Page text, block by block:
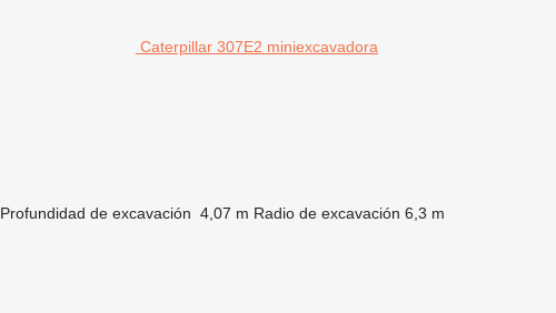
Caterpillar 307E2 miniexcavadora
Profundidad de excavación 4,07 m Radio de excavación 6,3 m